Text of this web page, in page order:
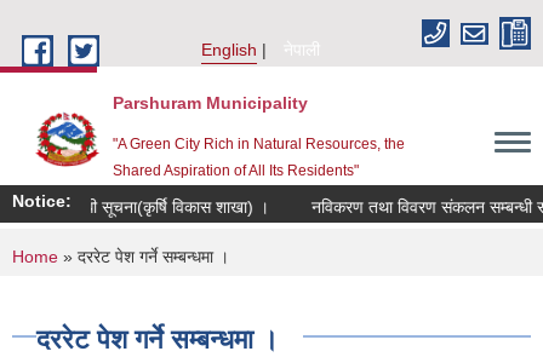
English
नेपाली
Parshuram Municipality
"A Green City Rich in Natural Resources, the
Shared Aspiration of All Its Residents"
Notice:
सम्बन्धी सूचना(कृर्षि विकास शाखा) । नविकरण तथा विवरण संकलन सम्बन्धी
You are here
Home » दररेट पेश गर्ने सम्बन्धमा ।
दररेट पेश गर्ने सम्बन्धमा ।